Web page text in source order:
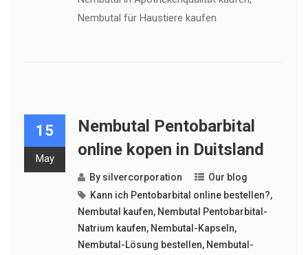
Nembutal für Haustiere kaufen
15
May
Nembutal Pentobarbital
online kopen in Duitsland
By silvercorporation
Our blog
Kann ich Pentobarbital online bestellen?,
Nembutal kaufen, Nembutal Pentobarbital-
Natrium kaufen, Nembutal-Kapseln,
Nembutal-Lösung bestellen, Nembutal-